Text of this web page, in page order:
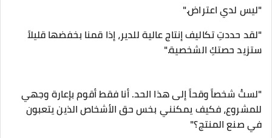
​"ليس لدي اعتراض."
"لقد حددتِ تكاليف إنتاج عالية للدير، إذا قمنا بخفضها قليلاً
ستزيد حصتكِ الشخصية."
"لستُ شخصاً وقحاً إلى هذا الحد. أنا فقط أقوم بإعارة وجهي
للمشروع، فكيف يمكنني بخس حق الأشخاص الذين يتعبون
في صنع المنتج؟"